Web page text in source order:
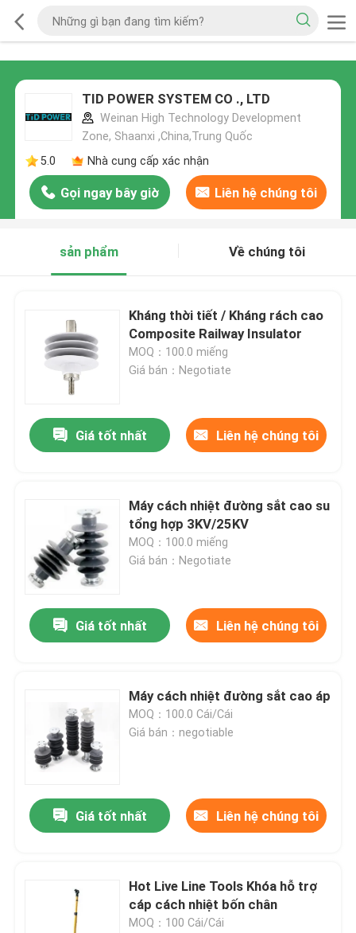
TID POWER SYSTEM CO ., LTD
Weinan High Technology Development
Zone, Shaanxi ,China,Trung Quốc
5.0
Nhà cung cấp xác nhận
Gọi ngay bây giờ Liên hệ chúng tôi
sản phẩm Về chúng tôi
Kháng thời tiết / Kháng rách cao
Composite Railway Insulator
MOQ：100.0 miếng
Giá bán：Negotiate
Giá tốt nhất Liên hệ chúng tôi
Máy cách nhiệt đường sắt cao su
tổng hợp 3KV/25KV
MOQ：100.0 miếng
Giá bán：Negotiate
Giá tốt nhất Liên hệ chúng tôi
Máy cách nhiệt đường sắt cao áp
MOQ：100.0 Cái/Cái
Giá bán：negotiable
Giá tốt nhất Liên hệ chúng tôi
Hot Live Line Tools Khóa hỗ trợ
cáp cách nhiệt bốn chân
MOQ：100 Cái/Cái